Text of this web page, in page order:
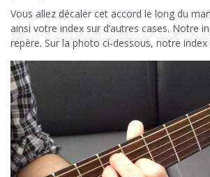
Vous allez décaler cet accord le long du
ainsi votre index sur d’autres cases. Notre
repère. Sur la photo ci-dessous, notre index